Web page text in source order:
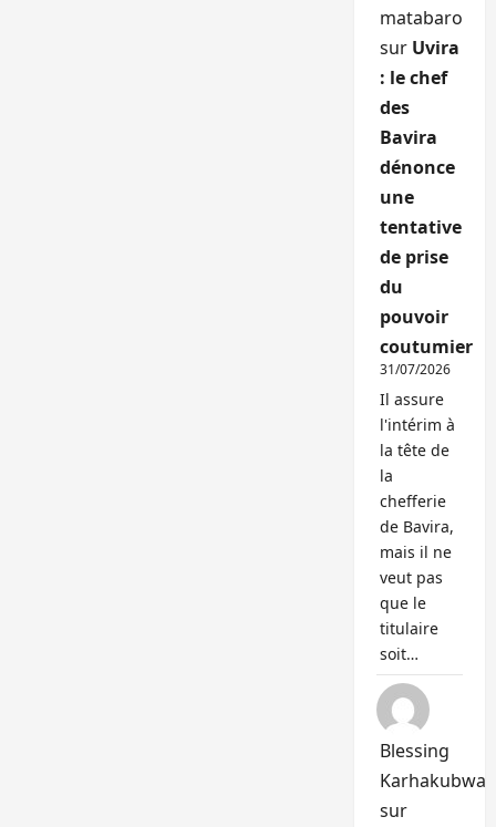
matabaro
sur Uvira
: le chef
des
Bavira
dénonce
une
tentative
de prise
du
pouvoir
coutumier
31/07/2026
Il assure
l'intérim à
la tête de
la
chefferie
de Bavira,
mais il ne
veut pas
que le
titulaire
soit…
Blessing
Karhakubwa
sur